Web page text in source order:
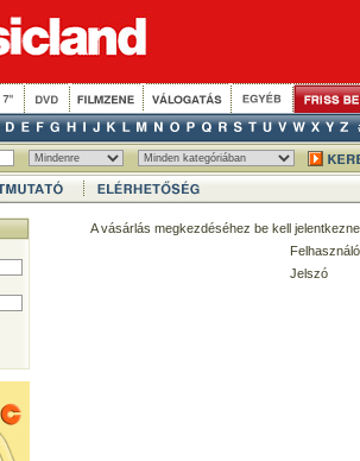
A vásárlás megkezdéséhez be kell
Jelszó